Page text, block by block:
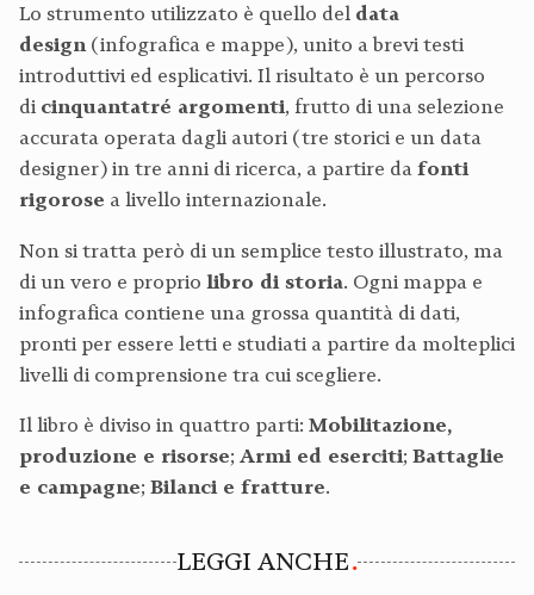
Lo strumento utilizzato è quello del data
design(infografica e mappe), unito a brevi testi
introduttivi ed esplicativi. Il risultato è un percorso
di cinquantatré argomenti, frutto di una selezione
accurata operata dagli autori (tre storici e un data
designer) in tre anni di ricerca, a partire da fonti
rigorose a livello internazionale.
Non si tratta però di un semplice testo illustrato, ma
di un vero e proprio libro di storia. Ogni mappa e
infografica contiene una grossa quantità di dati,
pronti per essere letti e studiati a partire da molteplici
livelli di comprensione tra cui scegliere.
Il libro è diviso in quattro parti: Mobilitazione,
produzione e risorse; Armi ed eserciti; Battaglie
e campagne; Bilanci e fratture.
LEGGI ANCHE